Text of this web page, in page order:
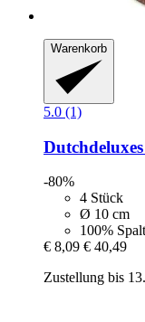
Warenkorb
5.0 (1)
Dutchdeluxes
-80%
4 Stück
Ø 10 cm
100%
€ 8,09 € 40,49
Zustellung bis